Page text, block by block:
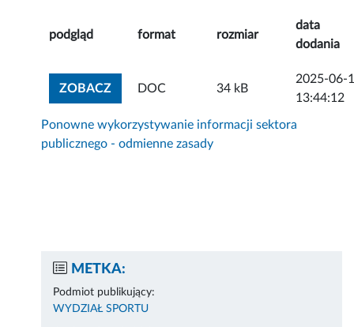
podgląd format rozmiar
data
dodania
ZOBACZZOBACZ ZAŁĄCZNIK
DOC 34 kB
2025-06-
13:44:12
Ponowne wykorzystywanie informacji sektora
publicznego - odmienne zasady
METKA:
Podmiot publikujący:
WYDZIAŁ SPORTU